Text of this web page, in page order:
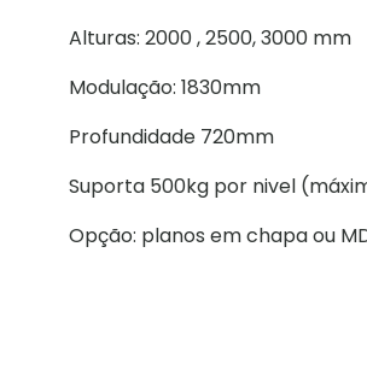
Alturas: 2000 , 2500, 3000 mm
Modulação: 1830mm
Profundidade 720mm
Suporta 500kg por nivel
Opção: planos em chapa ou